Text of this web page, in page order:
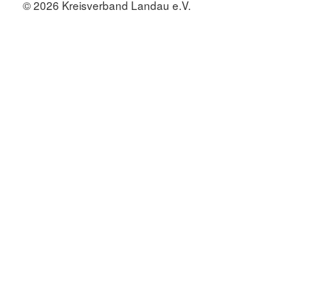
© 2026 Kreisverband Landau e.V.